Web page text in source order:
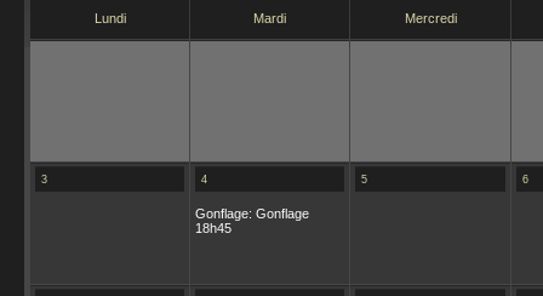
Lundi Mardi Mercredi
3 4
Gonflage: Gonflage
18h45
5 6